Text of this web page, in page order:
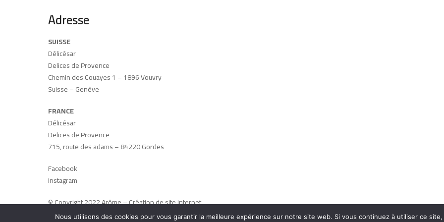
Adresse
SUISSE
Délicésar
Delices de Provence
Chemin des Couayes 1 – 1896 Vouvry
Suisse – Genève
FRANCE
Délicésar
Delices de Provence
715, route des adams – 84220 Gordes
Facebook
Instagram
© Copyright 2022 Arôme –Création de site internet
Avignon :Arôme–Mentions légales–CGV
Nous utilisons des cookies pour vous garantir la meilleure expérience sur notre site web. Si vous continuez à utiliser ce